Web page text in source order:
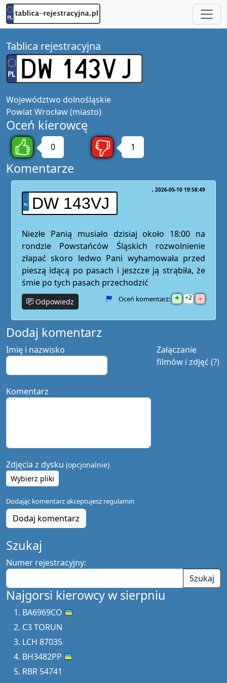
Tablica rejestracyjna
Województwo dolnośląskie
PowiatWrocław (miasto)
Oceń kierowcę
0 1
Komentarze
DW 143VJ
2026-05-10 19:58:49
Niezłe Panią musiało dzisiaj około 18:00 na
rondzie Powstańców Śląskich rozwolnienie
złapać skoro ledwo Pani wyhamowała przed
pieszą idącą po pasach i jeszcze ją strąbiła, że
śmie po tych pasach przechodzić
Odpowiedz Oceń komentarz: + 2 -
Dodaj komentarz
Załączanie
filmów i zdjęć (?)
Imię i nazwisko
Komentarz
Zdjęcia z dysku (opcjonalnie)
Wybierz pliki
Dodając komentarz akceptujesz regulamin
Dodaj komentarz
Szukaj
Numer rejestracyjny:
Szukaj
Najgorsi kierowcy w sierpniu
BA6969CO
C3 TORUN
LCH 87035
BH3482PP
RBR 54741